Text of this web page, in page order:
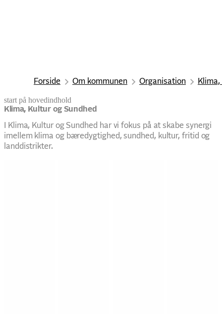
Forside Om kommunen Organisation
start på hovedindhold
Klima, Kultur og Sundhed
I Klima, Kultur og Sundhed har vi fokus på at skabe synergi
imellem klima og bæredygtighed, sundhed, kultur, fritid og
landdistrikter.
senest opdateret 22. juni 2026